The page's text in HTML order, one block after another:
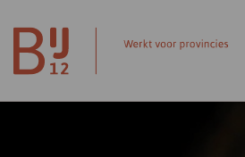
Homepagina